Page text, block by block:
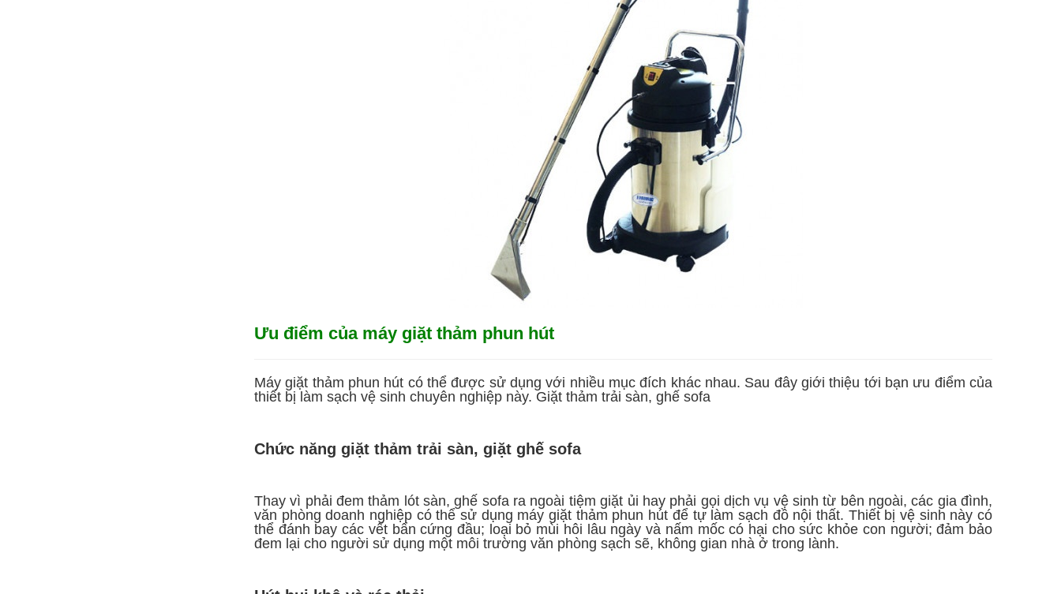
Ưu điểm của máy giặt thảm phun hút
Máy giặt thảm phun hút có thể được sử dụng với nhiều mục đích khác nhau. Sau đây giới thiệu tới bạn ưu điểm của
thiết bị làm sạch vệ sinh chuyên nghiệp này. Giặt thảm trải sàn, ghế sofa
Chức năng giặt thảm trải sàn, giặt ghế sofa
Thay vì phải đem thảm lót sàn, ghế sofa ra ngoài tiệm giặt ủi hay phải gọi dịch vụ vệ sinh từ bên ngoài, các gia đình,
văn phòng doanh nghiệp có thể sử dụng máy giặt thảm phun hút để tự làm sạch đồ nội thất. Thiết bị vệ sinh này có
thể đánh bay các vết bẩn cứng đầu; loại bỏ mùi hôi lâu ngày và nấm mốc có hại cho sức khỏe con người; đảm bảo
đem lại cho người sử dụng một môi trường văn phòng sạch sẽ, không gian nhà ở trong lành.